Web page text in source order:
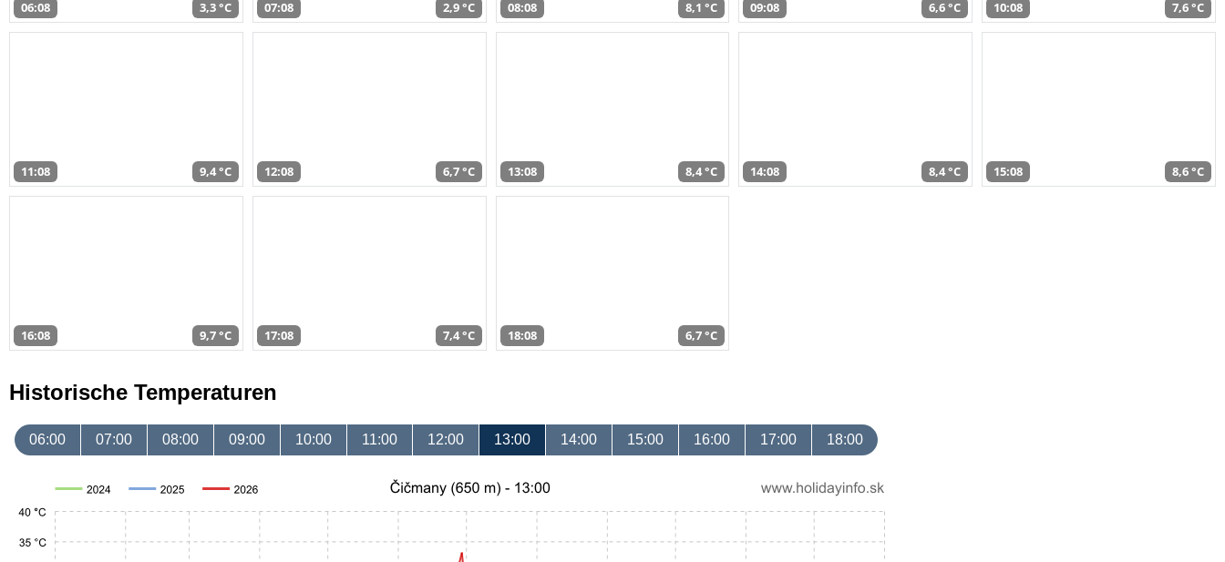
06:08 3,3 °C 07:08 2,9 °C 08:08 8,1 °C 09:08 6,6 °C 10:08 7,6 °C
11:08 9,4 °C 12:08 6,7 °C 13:08 8,4 °C 14:08 8,4 °C 15:08 8,6 °C
16:08 9,7 °C 17:08 7,4 °C 18:08 6,7 °C
Historische Temperaturen
06:00 07:00 08:00 09:00 10:00 11:00 12:00 13:00 14:00 15:00 16:00 17:00 18:00